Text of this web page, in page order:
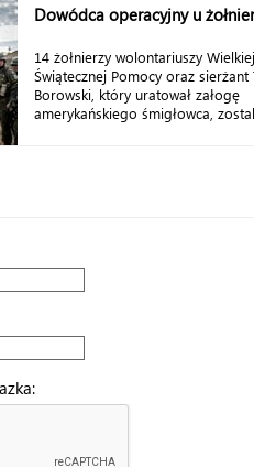
Dowódca operacyjny u
14 żołnierzy wolontariuszy
Świątecznej Pomocy oraz sierżant
Borowski, który uratował załogę
amerykańskiego śmigłowca,